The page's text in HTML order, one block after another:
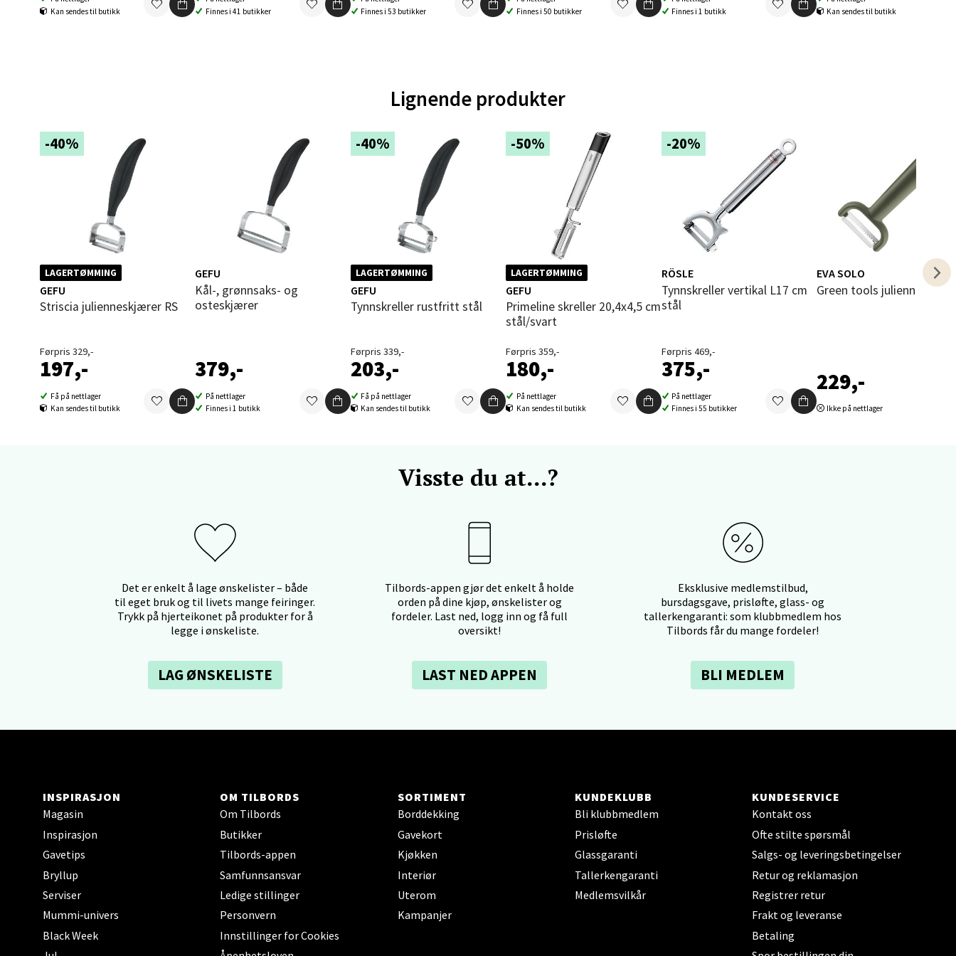
Kan sendes til butikk
Finnes i 41 butikker
Finnes i 53 butikker
Finnes i 50 butikker
Finnes i 1 butikk
Kan sendes til butikk
Lignende produkter
-40%
LAGERTØMMING
GEFU
Striscia julienneskjærer RS
Førpris 329,-
197,-
Få på nettlager
Kan sendes til butikk
GEFU
Kål-, grønnsaks- og
osteskjærer
379,-
På nettlager
Finnes i 1 butikk
-40%
LAGERTØMMING
GEFU
Tynnskreller rustfritt stål
Førpris 339,-
203,-
Få på nettlager
Kan sendes til butikk
-50%
LAGERTØMMING
GEFU
Primeline skreller 20,4x4,5 cm
stål/svart
Førpris 359,-
180,-
På nettlager
Kan sendes til butikk
-20%
RÖSLE
Tynnskreller vertikal L17 cm
stål
Førpris 469,-
375,-
På nettlager
Finnes i 55 butikker
EVA SOLO
Green tools julienne-
229,-
Ikke på nettlager
Visste du at...?
Det er enkelt å lage ønskelister – både
til eget bruk og til livets mange feiringer.
Trykk på hjerteikonet på produkter for å
legge i ønskeliste.
LAG ØNSKELISTE
Tilbords-appen gjør det enkelt å holde
orden på dine kjøp, ønskelister og
fordeler. Last ned, logg inn og få full
oversikt!
LAST NED APPEN
Eksklusive medlemstilbud,
bursdagsgave, prisløfte, glass- og
tallerkengaranti: som klubbmedlem hos
Tilbords får du mange fordeler!
BLI MEDLEM
INSPIRASJON
Magasin
Inspirasjon
Gavetips
Bryllup
Serviser
Mummi-univers
Black Week
OM TILBORDS
Om Tilbords
Butikker
Tilbords-appen
Samfunnsansvar
Ledige stillinger
Personvern
Innstillinger for Cookies
SORTIMENT
Borddekking
Gavekort
Kjøkken
Interiør
Uterom
Kampanjer
KUNDEKLUBB
Bli klubbmedlem
Prisløfte
Glassgaranti
Tallerkengaranti
Medlemsvilkår
KUNDESERVICE
Kontakt oss
Ofte stilte spørsmål
Salgs- og leveringsbetingelser
Retur og reklamasjon
Registrer retur
Frakt og leveranse
Betaling
Velg
Folke Bernadottes vei 52, 5147 Fyllingsdalen
Åpent i dag 10-21
0 i butikk
Oppdal - Aunasenteret
Aunasenteret, Sunndalsvegen 3, 7340 Oppdal
Thon Senter Orkanger, Orkdalsveien 113, 7300 Orkanger
Åpent i dag 09-20
0 i butikk
Velg
Sandvika - Thon Senter Sandvika
Bergen - Thon Senter Sartor
Trondheim - Sirkus Shopping
0 i butikk
Ski - Thon Senter Ski
Åpent i dag 10-21